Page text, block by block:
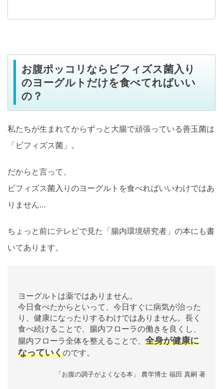
お腹ポッコリならビフィズス菌入り
のヨーグルトだけを食べてればいい
の？
私たちが生まれてからずっと大腸で頑張っている善玉菌は
「ビフィズス菌」。
だからと言って、
ビフィズス菌入りのヨーグルトを食べればいいわけではあ
りません…
ちょっと前にテレビで見た「腸内環境研究者」の本にも書
いてあります。
ヨーグルトは薬ではありません。
今日食べたからといって、今日すぐに病気が治った
り、健康になったりするわけではありません。長く
食べ続けることで、腸内フローラの働きを良くし、
腸内フローラ全体を整えることで、 全身が健康に
なっていくのです。
「お腹の調子がよくなる本」 農学博士 福田 真嗣 著